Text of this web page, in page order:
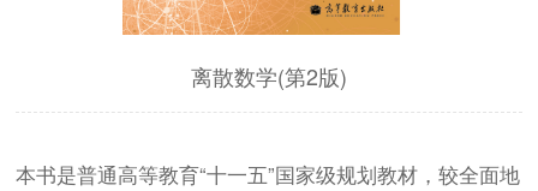
离散数学(第2版)
本书是普通高等教育“十一五”国家级规划教材，较全面地